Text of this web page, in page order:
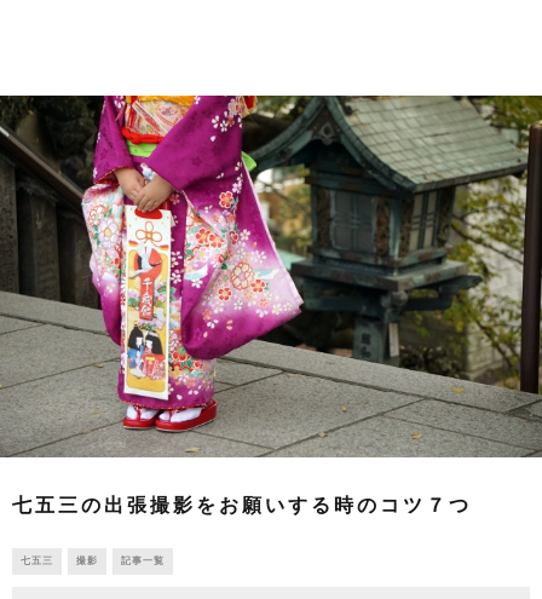
七五三の出張撮影をお願いする時のコツ７つ
七五三 撮影 記事一覧